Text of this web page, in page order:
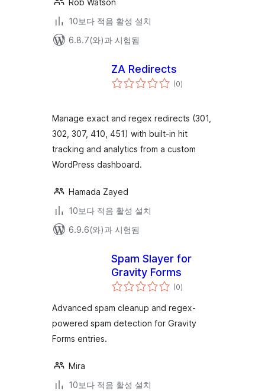
Rob Watson
10보다 적음 활성 설치
6.8.7(와)과 시험됨
ZA Redirects
(0전
체)
Manage exact and regex redirects (301,
302, 307, 410, 451) with built-in hit
tracking and analytics from a custom
WordPress dashboard.
Hamada Zayed
10보다 적음 활성 설치
6.9.6(와)과 시험됨
Spam Slayer for
Gravity Forms
(0전
체
점
)
Advanced spam cleanup and regex-
powered spam detection for Gravity
Forms entries.
Mira
10보다 적음 활성 설치